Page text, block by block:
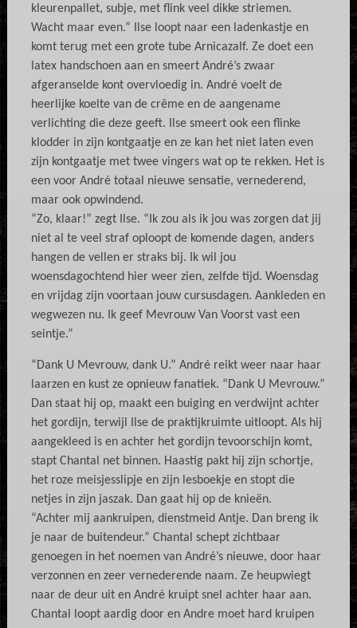
kleurenpallet, subje, met flink veel dikke striemen.
Wacht maar even.” Ilse loopt naar een ladenkastje en
komt terug met een grote tube Arnicazalf. Ze doet een
latex handschoen aan en smeert André’s zwaar
afgeranselde kont overvloedig in. André voelt de
heerlijke koelte van de crême en de aangename
verlichting die deze geeft. Ilse smeert ook een flinke
klodder in zijn kontgaatje en ze kan het niet laten even
zijn kontgaatje met twee vingers wat op te rekken. Het is
een voor André totaal nieuwe sensatie, vernederend,
maar ook opwindend.
“Zo, klaar!” zegt Ilse. “Ik zou als ik jou was zorgen dat jij
niet al te veel straf oploopt de komende dagen, anders
hangen de vellen er straks bij. Ik wil jou
woensdagochtend hier weer zien, zelfde tijd. Woensdag
en vrijdag zijn voortaan jouw cursusdagen. Aankleden en
wegwezen nu. Ik geef Mevrouw Van Voorst vast een
seintje.”
“Dank U Mevrouw, dank U.” André reikt weer naar haar
laarzen en kust ze opnieuw fanatiek. “Dank U Mevrouw.”
Dan staat hij op, maakt een buiging en verdwijnt achter
het gordijn, terwijl Ilse de praktijkruimte uitloopt. Als hij
aangekleed is en achter het gordijn tevoorschijn komt,
stapt Chantal net binnen. Haastig pakt hij zijn schortje,
het roze meisjesslipje en zijn lesboekje en stopt die
netjes in zijn jaszak. Dan gaat hij op de knieën.
“Achter mij aankruipen, dienstmeid Antje. Dan breng ik
je naar de buitendeur.” Chantal schept zichtbaar
genoegen in het noemen van André’s nieuwe, door haar
verzonnen en zeer vernederende naam. Ze heupwiegt
naar de deur uit en André kruipt snel achter haar aan.
Chantal loopt aardig door en Andre moet hard kruipen